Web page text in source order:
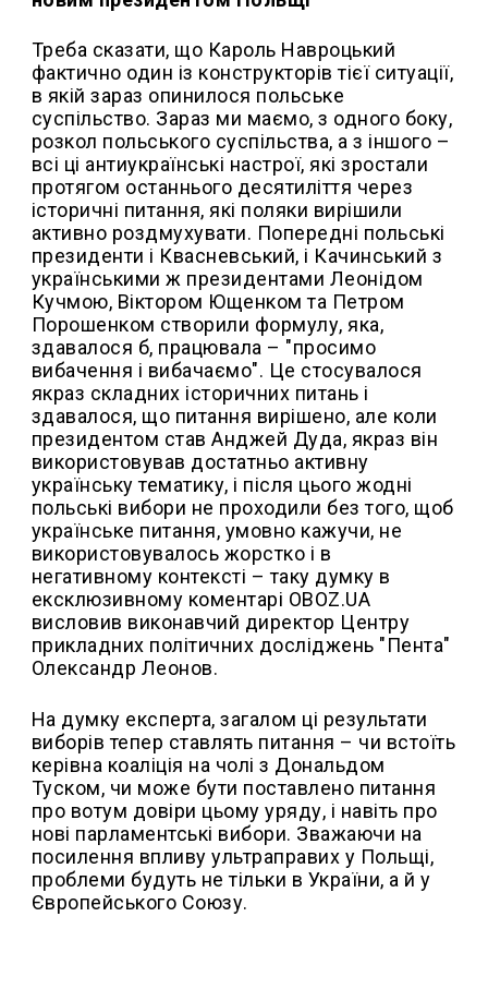
Треба сказати, що Кароль Навроцький
фактично один із конструкторів тієї ситуації,
в якій зараз опинилося польське
суспільство. Зараз ми маємо, з одного боку,
розкол польського суспільства, а з іншого –
всі ці антиукраїнські настрої, які зростали
протягом останнього десятиліття через
історичні питання, які поляки вирішили
активно роздмухувати. Попередні польські
президенти і Квасневський, і Качинський з
українськими ж президентами Леонідом
Кучмою, Віктором Ющенком та Петром
Порошенком створили формулу, яка,
здавалося б, працювала – "просимо
вибачення і вибачаємо". Це стосувалося
якраз складних історичних питань і
здавалося, що питання вирішено, але коли
президентом став Анджей Дуда, якраз він
використовував достатньо активну
українську тематику, і після цього жодні
польські вибори не проходили без того, щоб
українське питання, умовно кажучи, не
використовувалось жорстко і в
негативному контексті – таку думку в
ексклюзивному коментарі OBOZ.UA
висловив виконавчий директор Центру
прикладних політичних досліджень "Пента"
Олександр Леонов.
На думку експерта, загалом ці результати
виборів тепер ставлять питання – чи встоїть
керівна коаліція на чолі з Дональдом
Туском, чи може бути поставлено питання
про вотум довіри цьому уряду, і навіть про
нові парламентські вибори. Зважаючи на
посилення впливу ультраправих у Польщі,
проблеми будуть не тільки в України, а й у
Європейського Союзу.